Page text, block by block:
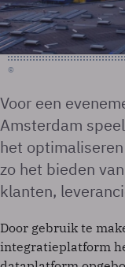
©
Voor een
Amsterdam
het
zo het bieden
klanten,
Door gebruik te
integratieplatform